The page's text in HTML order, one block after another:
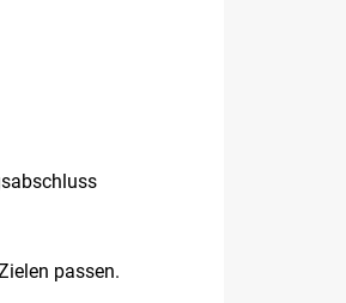
passen.